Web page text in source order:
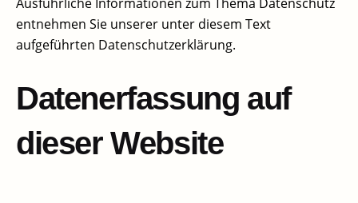
entnehmen Sie unserer unter diesem Text
aufgeführten Datenschutzerklärung.
Datenerfassung auf
dieser Website​